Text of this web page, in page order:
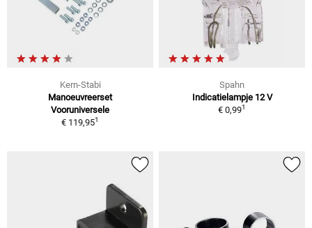
Kern-Stabi
Manoeuvreerset
Vooruniversele
€ 119,951
Spahn
Indicatielampje 12 V
€ 0,991